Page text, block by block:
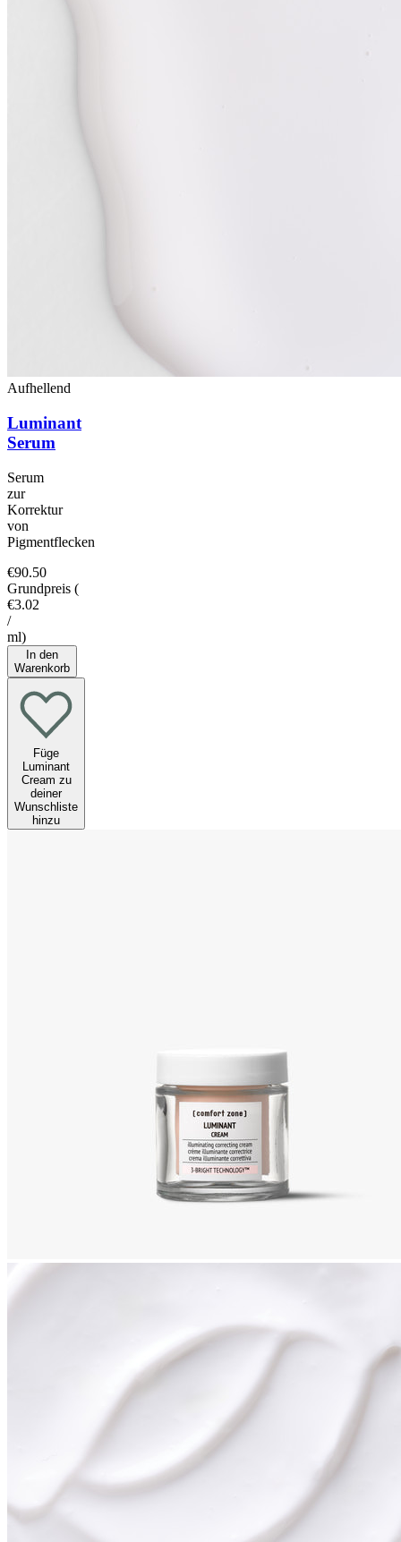
Aufhellend
Luminant
Serum
Serum
zur
Korrektur
von
Pigmentflecken
€90.50
Grundpreis (
€3.02
/
ml)
In den
Warenkorb
Füge
Luminant
Cream zu
deiner
Wunschliste
hinzu